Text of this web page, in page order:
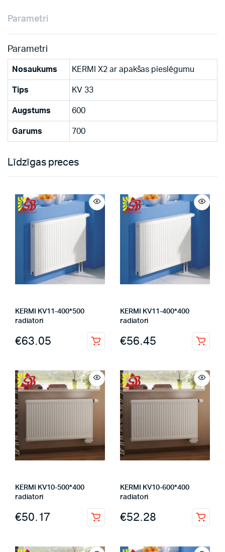
Parametri
Parametri
Nosaukums KERMI X2 ar apakšas pieslēgumu
Tips KV 33
Augstums 600
Garums 700
Līdzīgas preces
KERMI KV11-400*500
radiatori
€63.05
KERMI KV11-400*400
radiatori
€56.45
KERMI KV10-500*400
radiatori
€50.17
KERMI KV10-600*400
radiatori
€52.28